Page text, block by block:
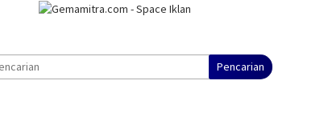
Pencarian